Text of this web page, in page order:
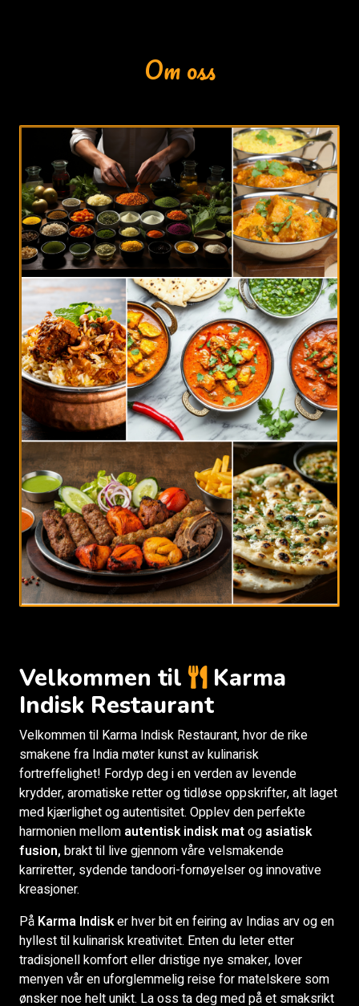
Om oss
Velkommen til
Karma
Indisk Restaurant
Velkommen til Karma Indisk Restaurant, hvor de rike
smakene fra India møter kunst av kulinarisk
fortreffelighet! Fordyp deg i en verden av levende
krydder, aromatiske retter og tidløse oppskrifter, alt laget
med kjærlighet og autentisitet. Opplev den perfekte
harmonien mellom autentisk indisk matog asiatisk
fusion, brakt til live gjennom våre velsmakende
karriretter, sydende tandoori-fornøyelser og innovative
kreasjoner.
På Karma Indisker hver bit en feiring av Indias arv og en
hyllest til kulinarisk kreativitet. Enten du leter etter
tradisjonell komfort eller dristige nye smaker, lover
menyen vår en uforglemmelig reise for matelskere som
ønsker noe helt unikt. La oss ta deg med på et smaksrikt